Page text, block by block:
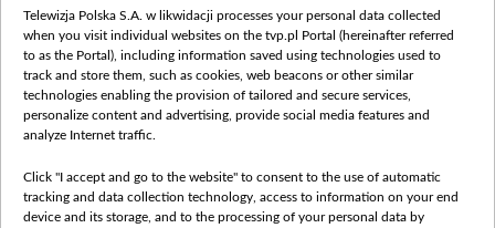
Бяспека
Youtube
Белсат news
Белсат Shorts
Жэстачайшы мульт
Belsat English
Telewizja Polska S.A. w likwidacji processes your personal data collected
when you visit individual websites on the tvp.pl Portal (hereinafter referred
to as the Portal), including information saved using technologies used to
track and store them, such as cookies, web beacons or other similar
technologies enabling the provision of tailored and secure services,
personalize content and advertising, provide social media features and
analyze Internet traffic.
Click "I accept and go to the website" to consent to the use of automatic
tracking and data collection technology, access to information on your end
device and its storage, and to the processing of your personal data by